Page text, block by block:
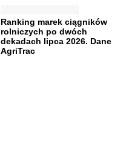
Ranking marek ciągników
rolniczych po dwóch
dekadach lipca 2026. Dane
AgriTrac